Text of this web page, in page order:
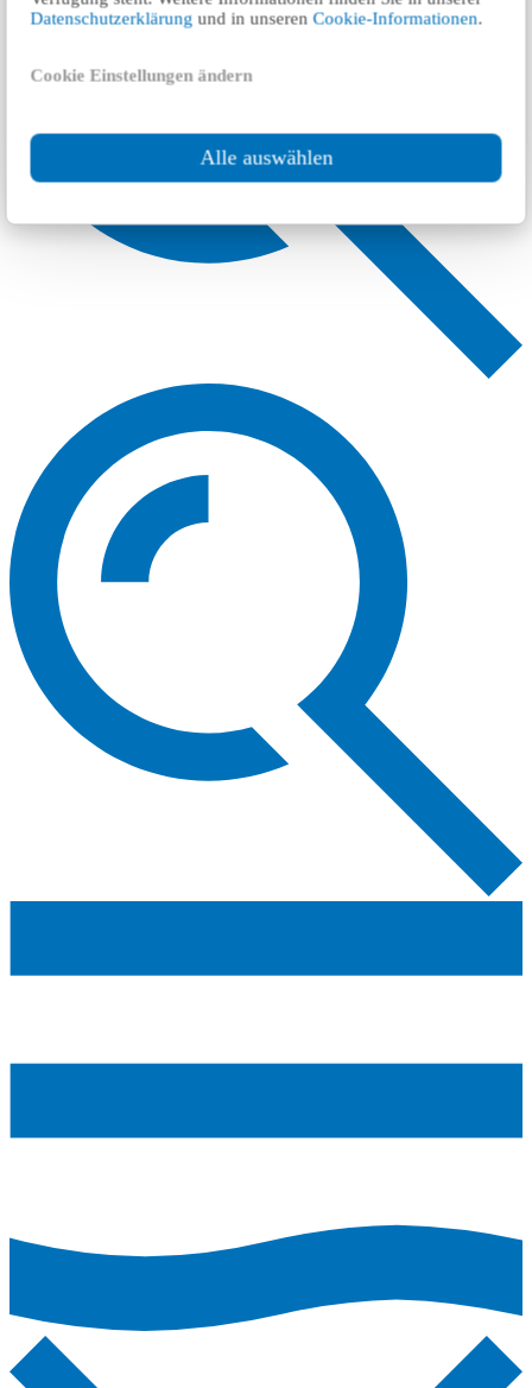
Datenschutzerklärung und in unserenCookie-Informationen.
Cookie Einstellungen ändern
Alle auswählen